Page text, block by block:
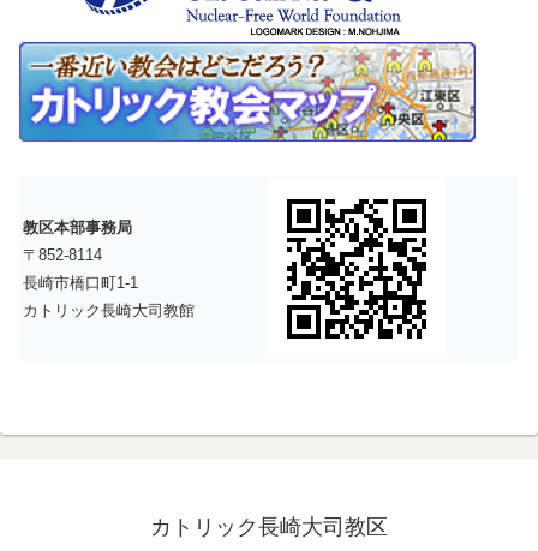
教区本部事務局
〒852-8114
長崎市橋口町1-1
カトリック長崎大司教館
カトリック長崎大司教区